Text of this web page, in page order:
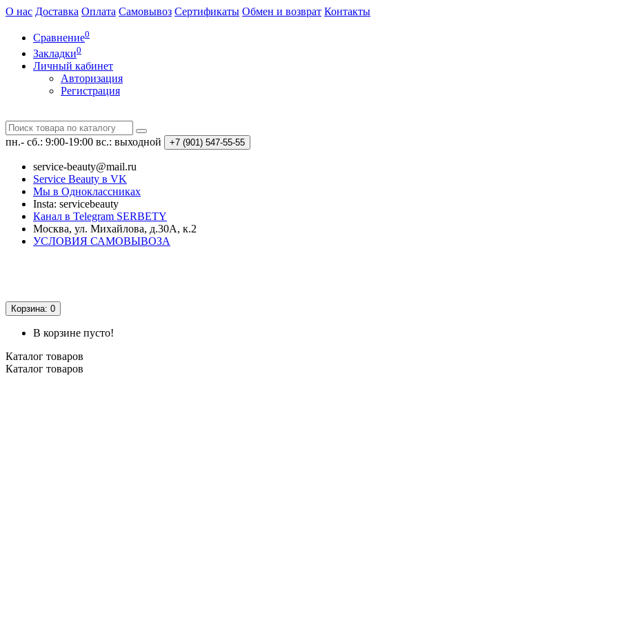
О нас Доставка Оплата Самовывоз Сертификаты Обмен и возврат Контакты
Сравнение0
Закладки0
Личный кабинет
Авторизация
Регистрация
пн.- сб.: 9:00-19:00 вс.: выходной +7 (901) 547-55-55
service-beauty@mail.ru
Service Beauty в VK
Мы в Одноклассниках
Insta: servicebeauty
Канал в Telegram SERBETY
Москва, ул. Михайлова, д.30А, к.2
УСЛОВИЯ САМОВЫВОЗА
Корзина: 0
В корзине пусто!
Каталог товаров
Каталог товаров